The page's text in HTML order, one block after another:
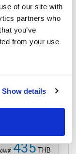
of our site with
partners who
you’ve
from your use
Show details
น
แต่ 435THB